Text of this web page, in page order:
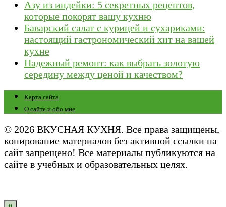
Азу из индейки: 5 секретных рецептов,
которые покорят вашу кухню
Баварский салат с курицей и сухариками:
настоящий гастрономический хит на вашей
кухне
Надежный ремонт: как выбрать золотую
середину между ценой и качеством?
Карта сайта
О сайте и обо мне
© 2026 ВКУСНАЯ КУХНЯ. Все права защищены,
копирование материалов без активной ссылки на
сайт запрещено! Все материалы публикуются на
сайте в учебных и образовательных целях.